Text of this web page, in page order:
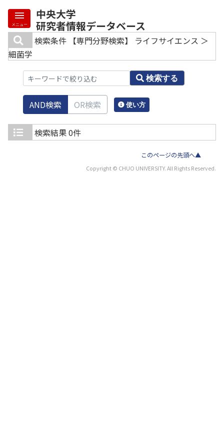
中央大学
研究者情報データベース
メニュー
検索条件 【専門分野検索】 ライフサイエンス ＞
細菌学
検索する
AND検索 OR検索 使い方
検索結果0件
このページの先頭へ▲
Copyright © CHUO UNIVERSITY. All Rights Reserved.